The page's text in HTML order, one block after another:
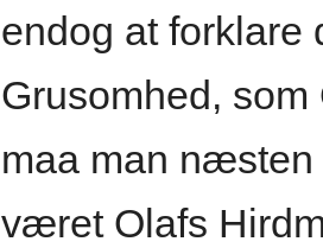
endog at
Grusomhed,
maa man næsten
været Olafs